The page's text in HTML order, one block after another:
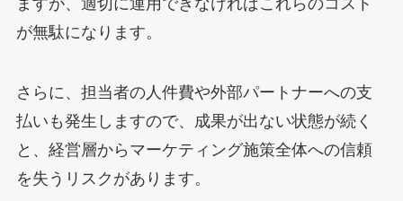
が無駄になります。
さらに、担当者の人件費や外部パートナーへの支
払いも発生しますので、成果が出ない状態が続く
と、経営層からマーケティング施策全体への信頼
を失うリスクがあります。